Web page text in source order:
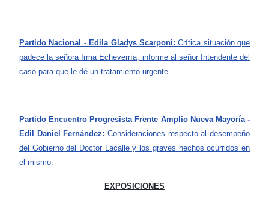
Partido Nacional - Edila Gladys Scarponi:Crítica situación que
padece la señora Irma Echeverría, informe al señor Intendente del
caso para que le dé un tratamiento urgente.-
Partido Encuentro Progresista Frente Amplio Nueva Mayoría -
Edil Daniel Fernández: Consideraciones respecto al desempeño
del Gobierno del Doctor Lacalle y los graves hechos ocurridos en
el mismo.-
EXPOSICIONES